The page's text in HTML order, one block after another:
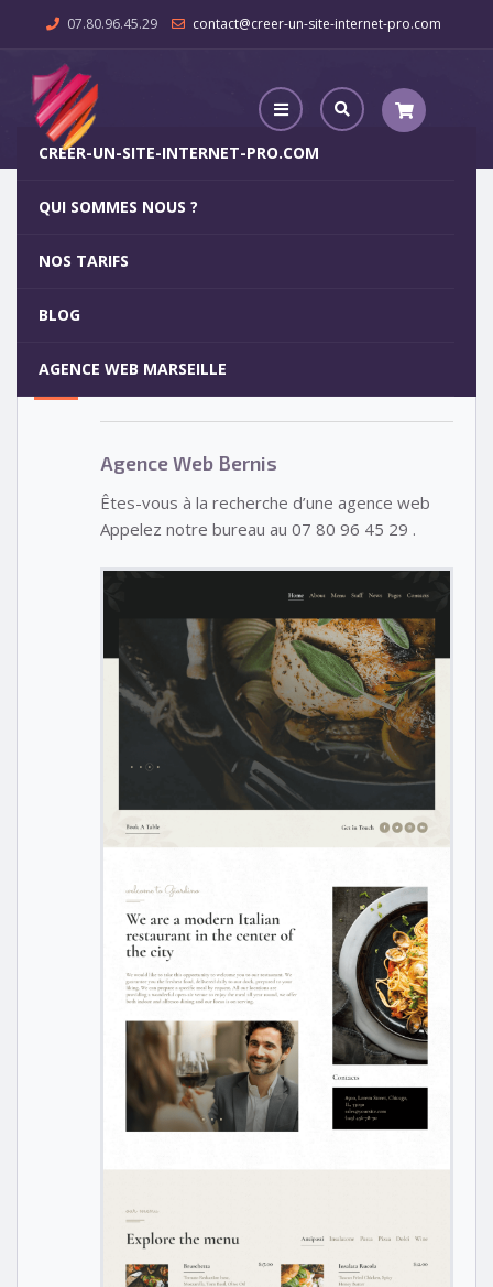
07.80.96.45.29 contact@creer-un-site-internet-pro.com
CREER-UN-SITE-INTERNET-PRO.COM
QUI SOMMES NOUS ?
NOS TARIFS
BLOG
AGENCE WEB MARSEILLE
Agence Web Bernis
5
Votre site internet pour 29€
Agence Web Bernis
Êtes-vous à la recherche d’une agence web
Appelez notre bureau au 07 80 96 45 29 .